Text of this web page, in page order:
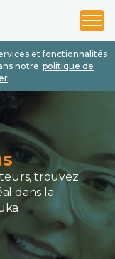
et fonctionnalités
notre politique de
1
2
3
trouvez
dans la